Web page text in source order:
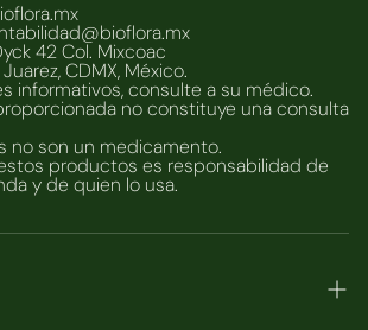
42 Col. Mixcoac
CDMX, México.
informativos, consulte a su médico.
no constituye una consulta
no son un medicamento.
productos es responsabilidad de
y de quien lo usa.